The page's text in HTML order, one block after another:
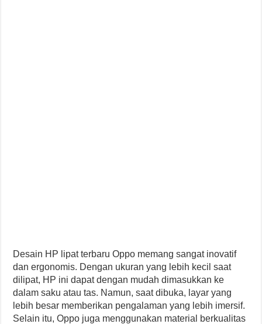
Desain HP lipat terbaru Oppo memang sangat inovatif
dan ergonomis. Dengan ukuran yang lebih kecil saat
dilipat, HP ini dapat dengan mudah dimasukkan ke
dalam saku atau tas. Namun, saat dibuka, layar yang
lebih besar memberikan pengalaman yang lebih imersif.
Selain itu, Oppo juga menggunakan material berkualitas